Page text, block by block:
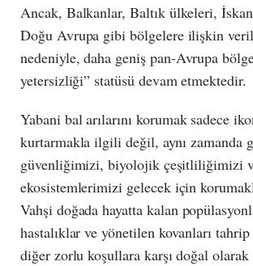
Ancak, Balkanlar, Baltık ülkeleri,
Doğu Avrupa gibi bölgelere ilişkin
nedeniyle, daha geniş pan-Avrupa
yetersizliği” statüsü devam etmektedir.
Yabani bal arılarını korumak sadece
kurtarmakla ilgili değil, aynı zamanda
güvenliğimizi, biyolojik çeşitliliğimizi
ekosistemlerimizi gelecek için
Vahşi doğada hayatta kalan
hastalıklar ve yönetilen kovanları
diğer zorlu koşullara karşı doğal